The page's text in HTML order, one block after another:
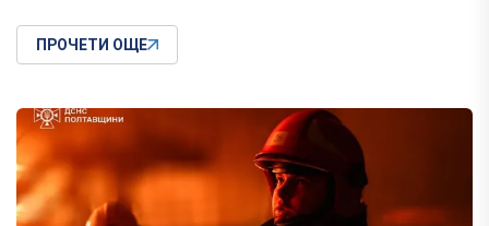
ПРОЧЕТИ ОЩЕ